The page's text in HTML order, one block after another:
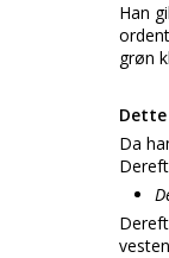
Han
grøn
Da